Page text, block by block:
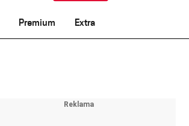
Premium Extra